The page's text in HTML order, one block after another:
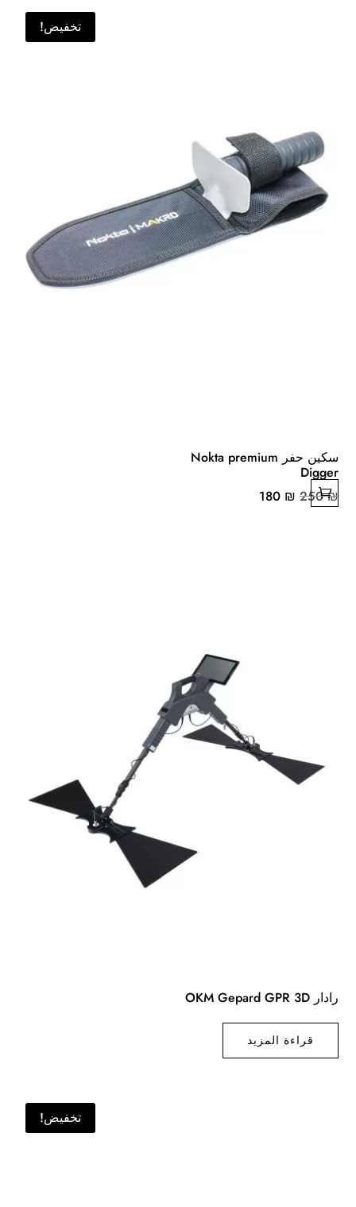
تخفيض!
سكين حفر Nokta premium
Digger
250₪
السعر
180 ₪
رادار OKM Gepard GPR 3D
قراءة المزيد
تخفيض!